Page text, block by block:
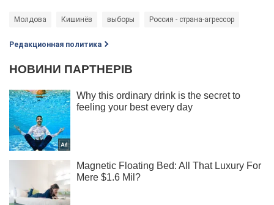
Молдова Кишинёв выборы Россия - страна-агрессор
Редакционная политика